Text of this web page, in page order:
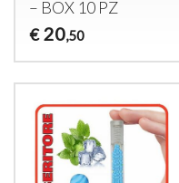
– BOX10 PZ
€ 20,50